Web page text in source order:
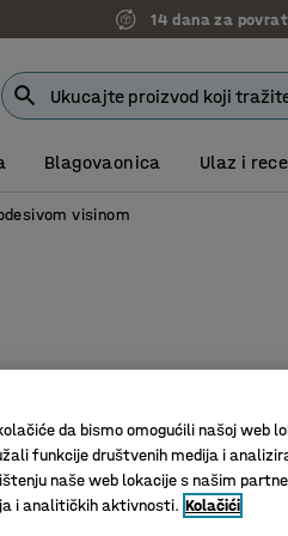
14 dana za
Blagovaonica Ulaz i
visinom
da bismo omogućili našoj web
funkcije društvenih medija i
naše web lokacije s našim
i analitičkih aktivnosti. Kolačići